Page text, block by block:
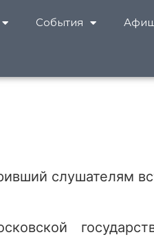
События
слушателям